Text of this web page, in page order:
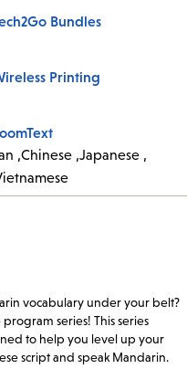
Bundles
Printing
Chinese Japanese
vocabulary under your belt?
series! This series
to help you level up your
script and speak Mandarin.